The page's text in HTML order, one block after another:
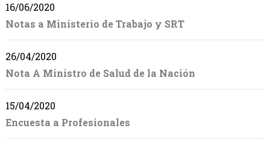
16/06/2020
Notas a Ministerio de Trabajo y SRT
26/04/2020
Nota A Ministro de Salud de la Nación
15/04/2020
Encuesta a Profesionales